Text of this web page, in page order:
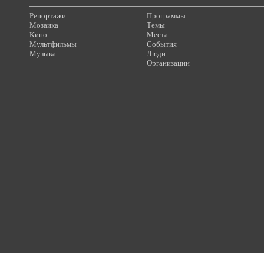
Репортажи
Мозаика
Кино
Мультфильмы
Музыка
Программы
Темы
Места
События
Люди
Организации